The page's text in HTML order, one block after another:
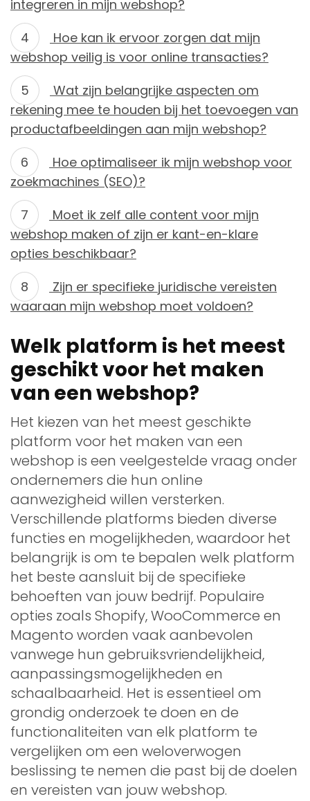
integreren in mijn webshop?
Hoe kan ik ervoor zorgen dat mijn
webshop veilig is voor online transacties?
Wat zijn belangrijke aspecten om
rekening mee te houden bij het toevoegen van
productafbeeldingen aan mijn webshop?
Hoe optimaliseer ik mijn webshop voor
zoekmachines (SEO)?
Moet ik zelf alle content voor mijn
webshop maken of zijn er kant-en-klare
opties beschikbaar?
Zijn er specifieke juridische vereisten
waaraan mijn webshop moet voldoen?
Welk platform is het meest
geschikt voor het maken
van een webshop?
Het kiezen van het meest geschikte
platform voor het maken van een
webshop is een veelgestelde vraag onder
ondernemers die hun online
aanwezigheid willen versterken.
Verschillende platforms bieden diverse
functies en mogelijkheden, waardoor het
belangrijk is om te bepalen welk platform
het beste aansluit bij de specifieke
behoeften van jouw bedrijf. Populaire
opties zoals Shopify, WooCommerce en
Magento worden vaak aanbevolen
vanwege hun gebruiksvriendelijkheid,
aanpassingsmogelijkheden en
schaalbaarheid. Het is essentieel om
grondig onderzoek te doen en de
functionaliteiten van elk platform te
vergelijken om een weloverwogen
beslissing te nemen die past bij de doelen
en vereisten van jouw webshop.